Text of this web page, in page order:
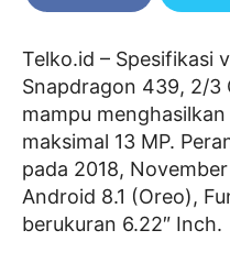
Telko.id – Spesifikasi
Snapdragon 439, 2/3
mampu
maksimal 13 MP.
pada 2018,
Android 8.1 (Oreo),
berukuran 6.22″ Inch.